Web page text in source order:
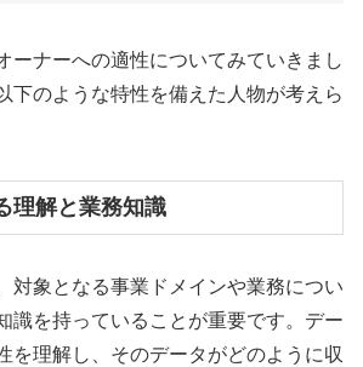
ーナーへの適性についてみていきまし
下のような特性を備えた人物が考えら
理解と業務知識
対象となる事業ドメインや業務につい
識を持っていることが重要です。デー
を理解し、そのデータがどのように収